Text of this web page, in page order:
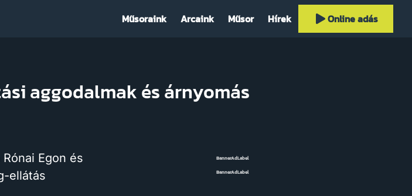
Műsoraink Arcaink Műsor Hírek Online adás
aggodalmak és árnyomás
BannerAdLabel
BannerAdLabel
Egon és
ellátás